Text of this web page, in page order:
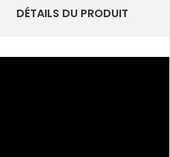
DÉTAILS DU PRODUIT